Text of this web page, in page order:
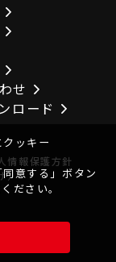
せ
ロード
情報保護方針
）
Reserved.
ッキー
意する」ボタン
ださい。